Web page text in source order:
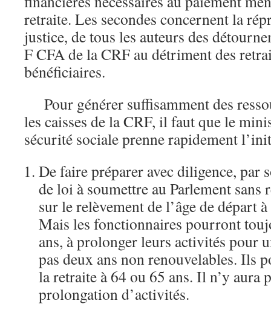
retraite. Les secondes concernent la
justice, de tous les auteurs des
F CFA de la CRF au détriment des
bénéficiaires.
Pour générer suffisamment des
les caisses de la CRF, il faut que le
sécurité sociale prenne rapidement
De faire préparer avec diligence, par
de loi à soumettre au Parlement sans
sur le relèvement de l’âge de départ
Mais les fonctionnaires pourront
ans, à prolonger leurs activités pour
pas deux ans non renouvelables. Ils
la retraite à 64 ou 65 ans. Il n’y aura
prolongation d’activités.